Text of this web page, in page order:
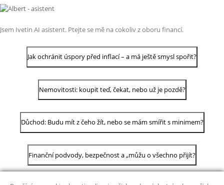
Jsem Ivetin AI asistent. Ptejte se mě na cokoliv z oboru financí.
Jak ochránit úspory před inflací – a má ještě smysl spořit?
Nemovitosti: koupit teď, čekat, nebo už je pozdě?
Důchod: Budu mít z čeho žít, nebo se mám smířit s minimem?
Finanční podvody, bezpečnost a „můžu o všechno přijít?